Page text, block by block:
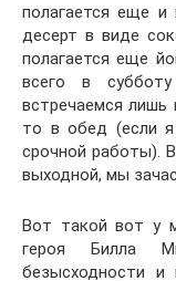
полагается еще
десерт в виде
полагается еще
всего в
встречаемся лишь
то в обед (если
срочной работы).
выходной, мы
Вот такой вот у
героя Билла
безысходности и